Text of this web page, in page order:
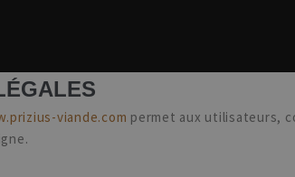
viande.com permet aux utilisateurs,